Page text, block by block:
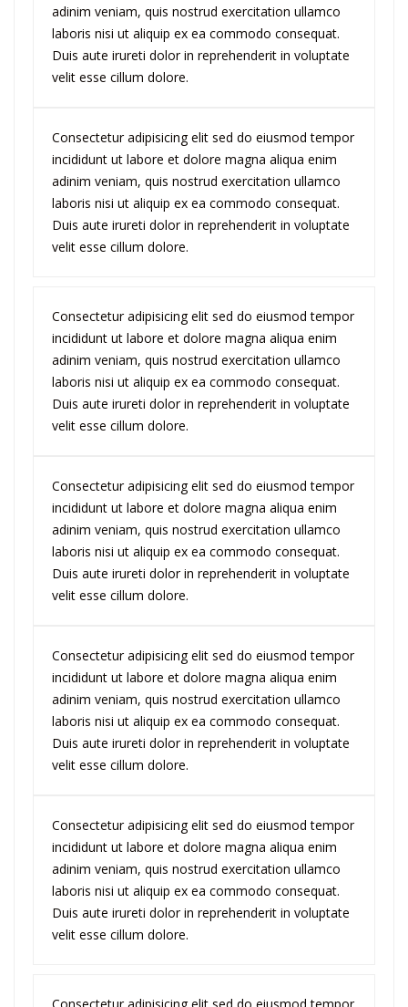
adinim veniam, quis nostrud exercitation ullamco
laboris nisi ut aliquip ex ea commodo consequat.
Duis aute irureti dolor in reprehenderit in voluptate
velit esse cillum dolore.
Consectetur adipisicing elit sed do eiusmod tempor
incididunt ut labore et dolore magna aliqua enim
adinim veniam, quis nostrud exercitation ullamco
laboris nisi ut aliquip ex ea commodo consequat.
Duis aute irureti dolor in reprehenderit in voluptate
velit esse cillum dolore.
Consectetur adipisicing elit sed do eiusmod tempor
incididunt ut labore et dolore magna aliqua enim
adinim veniam, quis nostrud exercitation ullamco
laboris nisi ut aliquip ex ea commodo consequat.
Duis aute irureti dolor in reprehenderit in voluptate
velit esse cillum dolore.
Consectetur adipisicing elit sed do eiusmod tempor
incididunt ut labore et dolore magna aliqua enim
adinim veniam, quis nostrud exercitation ullamco
laboris nisi ut aliquip ex ea commodo consequat.
Duis aute irureti dolor in reprehenderit in voluptate
velit esse cillum dolore.
Consectetur adipisicing elit sed do eiusmod tempor
incididunt ut labore et dolore magna aliqua enim
adinim veniam, quis nostrud exercitation ullamco
laboris nisi ut aliquip ex ea commodo consequat.
Duis aute irureti dolor in reprehenderit in voluptate
velit esse cillum dolore.
Consectetur adipisicing elit sed do eiusmod tempor
incididunt ut labore et dolore magna aliqua enim
adinim veniam, quis nostrud exercitation ullamco
laboris nisi ut aliquip ex ea commodo consequat.
Duis aute irureti dolor in reprehenderit in voluptate
velit esse cillum dolore.